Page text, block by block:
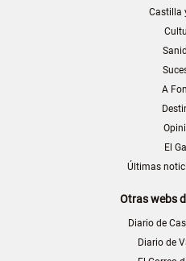
Castilla
A
El
Últimas
Otras webs
Diario de
Diario de